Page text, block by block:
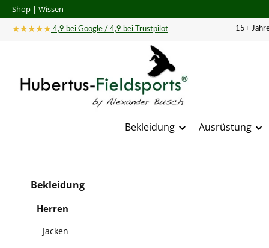
Hauptinhalt springen
Zur Suche springen
Zur Hauptnavigation springen
Shop | Wissen
★★★★★ 4,9 bei Google / 4,9 bei Trustpilot 15+
Bekleidung Ausrüstung
Bekleidung
Herren
Jacken